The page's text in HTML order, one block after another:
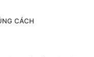
CÁCH